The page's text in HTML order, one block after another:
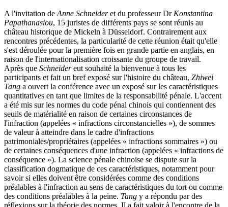
A l'invitation de Anne Schneideret du professeur Dr Konstantina
Papathanasiou, 15 juristes de différents pays se sont réunis au
château historique de Mickeln à Düsseldorf. Contrairement aux
rencontres précédentes, la particularité de cette réunion était qu'elle
s'est déroulée pour la première fois en grande partie en anglais, en
raison de l'internationalisation croissante du groupe de travail.
Après que Schneidereut souhaité la bienvenue à tous les
participants et fait un bref exposé sur l'histoire du château, Zhiwei
Tang a ouvert la conférence avec un exposé sur les caractéristiques
quantitatives en tant que limites de la responsabilité pénale. L'accent
a été mis sur les normes du code pénal chinois qui contiennent des
seuils de matérialité en raison de certaines circonstances de
l'infraction (appelées « infractions circonstancielles »), de sommes
de valeur à atteindre dans le cadre d'infractions
patrimoniales/propriétaires (appelées « infractions sommaires ») ou
de certaines conséquences d'une infraction (appelées « infractions de
conséquence »). La science pénale chinoise se dispute sur la
classification dogmatique de ces caractéristiques, notamment pour
savoir si elles doivent être considérées comme des conditions
préalables à l'infraction au sens de caractéristiques du tort ou comme
des conditions préalables à la peine. Tang y a répondu par des
réflexions sur la théorie des normes. Il a fait valoir à l'encontre de la